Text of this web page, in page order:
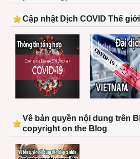
Cập nhật Dịch COVID Thế giới
Về bản quyền nội dung trên
copyright on the Blog